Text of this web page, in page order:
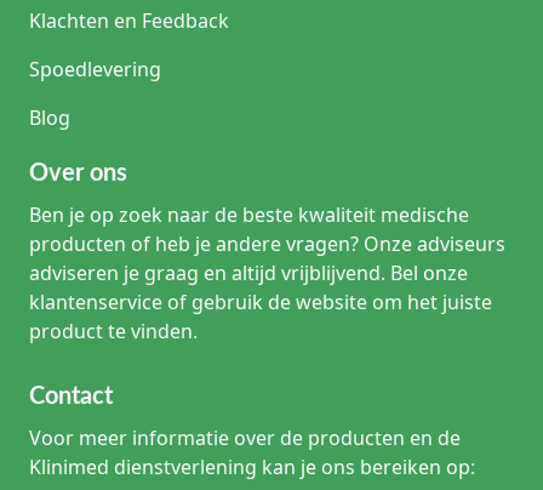
Klachten en Feedback
Spoedlevering
Blog
Over ons
Ben je op zoek naar de beste kwaliteit medische
producten of heb je andere vragen? Onze adviseurs
adviseren je graag en altijd vrijblijvend. Bel onze
klantenservice of gebruik de website om het juiste
product te vinden.
Contact
Voor meer informatie over de producten en de
Klinimed dienstverlening kan je ons bereiken op: